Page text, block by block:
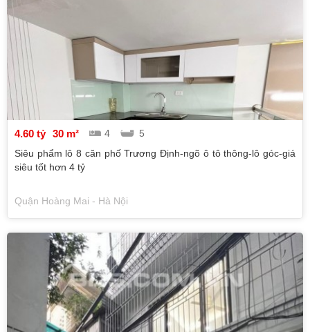
4.60 tỷ 30 m² 4
5
Siêu phẩm lô 8 căn phố Trương Định-ngõ ô tô thông-lô góc-giá
siêu tốt hơn 4 tỷ
Quận Hoàng Mai - Hà Nội